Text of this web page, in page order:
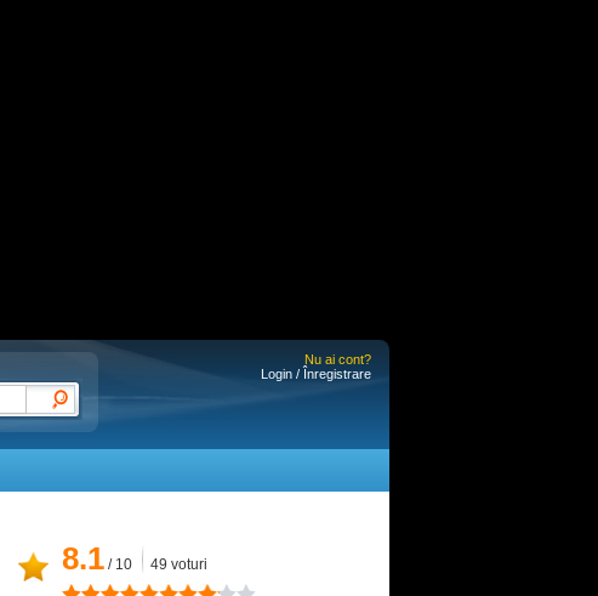
Nu ai cont?
Login / Înregistrare
8.1 / 10 49 voturi